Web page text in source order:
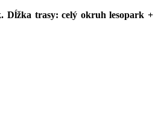
Dĺžka trasy: celý okruh lesopark +